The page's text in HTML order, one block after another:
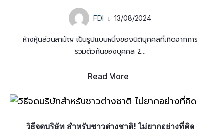
FDI 13/08/2024
ห้างหุ้นส่วนสามัญ เป็นรูปแบบหนึ่งของนิติบุคคลที่เกิดจากการ
รวมตัวกันของบุคคล 2...
Read More
วิธีจดบริษัท สำหรับชาวต่างชาติ! ไม่ยากอย่างที่คิด